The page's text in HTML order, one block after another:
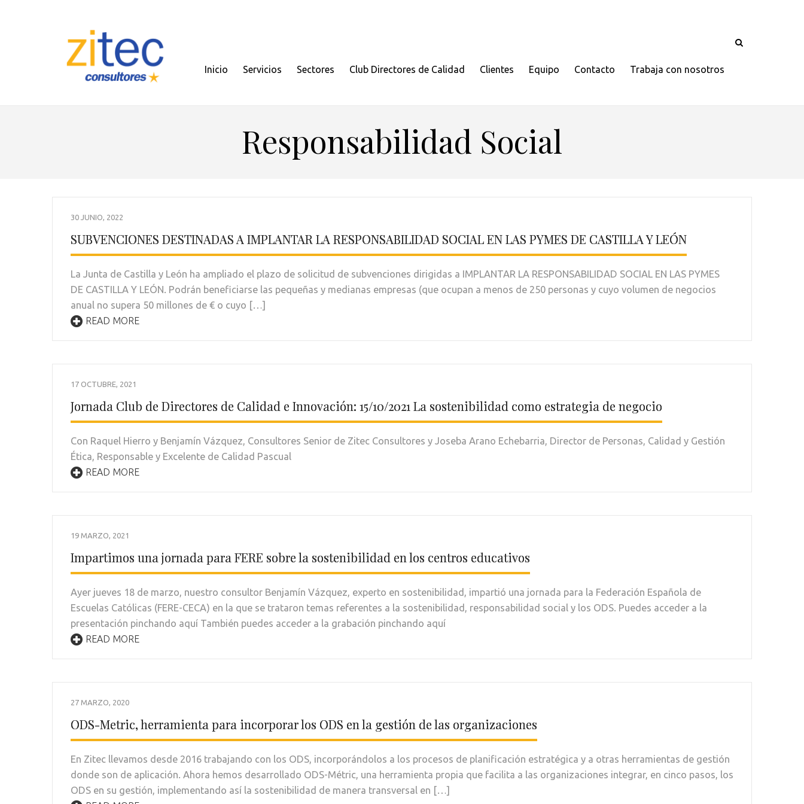
Inicio Servicios Sectores Club Directores de Calidad Clientes Equipo Contacto Trabaja con nosotros
Responsabilidad Social
30 JUNIO, 2022
SUBVENCIONES DESTINADAS A IMPLANTAR LA RESPONSABILIDAD SOCIAL EN LAS PYMES DE CASTILLA Y LEÓN
La Junta de Castilla y León ha ampliado el plazo de solicitud de subvenciones dirigidas a IMPLANTAR LA RESPONSABILIDAD SOCIAL EN LAS PYMES
DE CASTILLA Y LEÓN. Podrán beneficiarse las pequeñas y medianas empresas (que ocupan a menos de 250 personas y cuyo volumen de negocios
anual no supera 50 millones de € o cuyo […]
READ MORE
17 OCTUBRE, 2021
Jornada Club de Directores de Calidad e Innovación: 15/10/2021 La sostenibilidad como estrategia de negocio
Con Raquel Hierro y Benjamín Vázquez, Consultores Senior de Zitec Consultores y Joseba Arano Echebarria, Director de Personas, Calidad y Gestión
Ética, Responsable y Excelente de Calidad Pascual
READ MORE
19 MARZO, 2021
Impartimos una jornada para FERE sobre la sostenibilidad en los centros educativos
Ayer jueves 18 de marzo, nuestro consultor Benjamín Vázquez, experto en sostenibilidad, impartió una jornada para la Federación Española de
Escuelas Católicas (FERE-CECA) en la que se trataron temas referentes a la sostenibilidad, responsabilidad social y los ODS. Puedes acceder a la
presentación pinchando aquí También puedes acceder a la grabación pinchando aquí
READ MORE
27 MARZO, 2020
ODS-Metric, herramienta para incorporar los ODS en la gestión de las organizaciones
En Zitec llevamos desde 2016 trabajando con los ODS, incorporándolos a los procesos de planificación estratégica y a otras herramientas de gestión
donde son de aplicación. Ahora hemos desarrollado ODS-Métric, una herramienta propia que facilita a las organizaciones integrar, en cinco pasos, los
ODS en su gestión, implementando así la sostenibilidad de manera transversal en […]